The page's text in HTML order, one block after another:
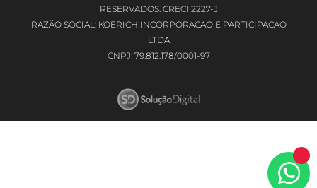
RESERVADOS. CRECI 2227-J
RAZÃO SOCIAL: KOERICH INCORPORACAO E PARTICIPACAO
LTDA
CNPJ: 79.812.178/0001-97